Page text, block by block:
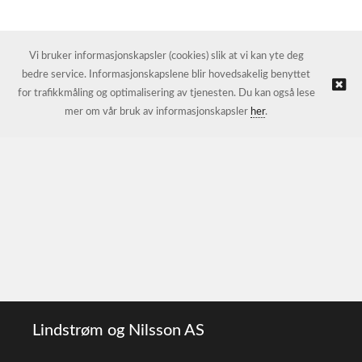
Lindstrøm og Nilsson AS
Vi bruker informasjonskapsler (cookies) slik at vi kan yte deg
bedre service. Informasjonskapslene blir hovedsakelig benyttet
for trafikkmåling og optimalisering av tjenesten. Du kan også lese
mer om vår bruk av informasjonskapsler her.